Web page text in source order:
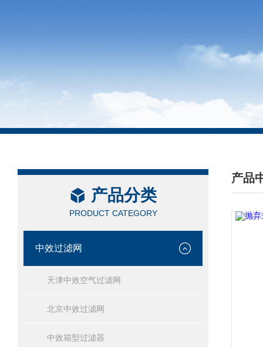
产品分类
PRODUCT CATEGORY
中效过滤网
天津中效空气过滤网
北京中效过滤网
中效箱型过滤器
产品
/